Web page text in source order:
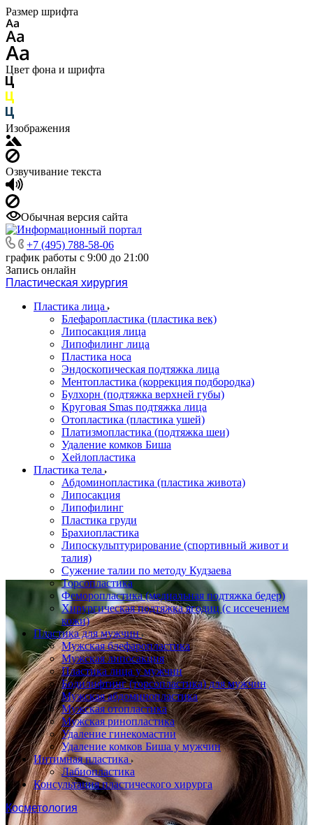
Размер шрифта
Цвет фона и шрифта
Изображения
Озвучивание текста
Обычная версия сайта
+7 (495) 788-58-06
график работы с 9:00 до 21:00
Запись онлайн
Пластическая хирургия
Пластика лица
Блефаропластика (пластика век)
Липосакция лица
Липофилинг лица
Пластика носа
Эндоскопическая подтяжка лица
Ментопластика (коррекция подбородка)
Булхорн (подтяжка верхней губы)
Круговая Smas подтяжка лица
Отопластика (пластика ушей)
Платизмопластика (подтяжка шеи)
Удаление комков Биша
Хейлопластика
Пластика тела
Абдоминопластика (пластика живота)
Липосакция
Липофилинг
Пластика груди
Брахиопластика
Липоскульптурирование (спортивный живот и
талия)
Сужение талии по методу Кудзаева
Торсопластика
Феморопластика (медиальная подтяжка бедер)
Хирургическая подтяжка ягодиц (с иссечением
кожи)
Пластика для мужчин
Мужская блефаропластика
Мужская липосакция
Пластика лица у мужчин
Бодилифтинг (торсопластика) для мужчин
Мужская абдоминопластика
Мужская отопластика
Мужская ринопластика
Удаление гинекомастии
Удаление комков Биша у мужчин
Интимная пластика
Лабиопластика
Консультация пластического хирурга
Косметология